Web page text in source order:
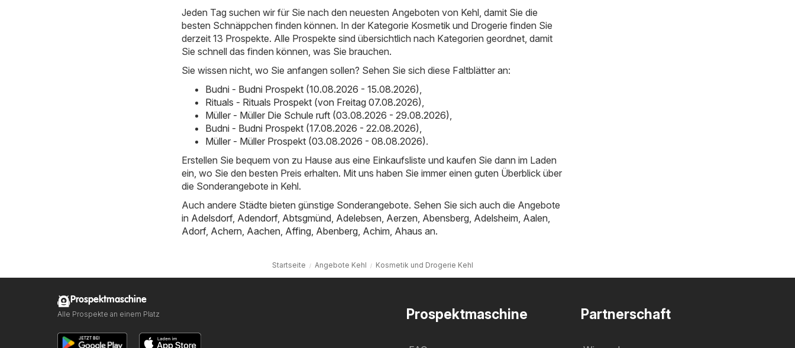
Jeden Tag suchen wir für Sie nach den neuesten Angeboten von Kehl, damit Sie die
besten Schnäppchen finden können. In der Kategorie Kosmetik und Drogerie finden Sie
derzeit 13 Prospekte. Alle Prospekte sind übersichtlich nach Kategorien geordnet, damit
Sie schnell das finden können, was Sie brauchen.
Sie wissen nicht, wo Sie anfangen sollen? Sehen Sie sich diese Faltblätter an:
Budni - Budni Prospekt (10.08.2026 - 15.08.2026)
Rituals - Rituals Prospekt (von Freitag 07.08.2026)
Müller - Müller Die Schule ruft (03.08.2026 - 29.08.2026)
Budni - Budni Prospekt (17.08.2026 - 22.08.2026)
Müller - Müller Prospekt (03.08.2026 - 08.08.2026).
Erstellen Sie bequem von zu Hause aus eine Einkaufsliste und kaufen Sie dann im Laden
ein, wo Sie den besten Preis erhalten. Mit uns haben Sie immer einen guten Überblick über
die Sonderangebote in Kehl.
Auch andere Städte bieten günstige Sonderangebote. Sehen Sie sich auch die Angebote
in Adelsdorf, Adendorf, Abtsgmünd Adelebsen Aerzen Abensberg Adelsheim Aalen
Adorf, Achern Aachen Affing Abenberg Achim Ahaus an.
Startseite Angebote Kehl Kosmetik und Drogerie Kehl
Prospektmaschine Partnerschaft
Prospektmaschine
Alle Prospekte an einem Platz